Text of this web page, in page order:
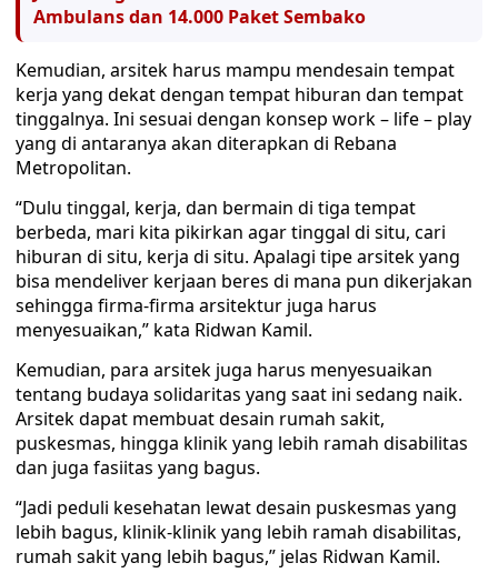
Ambulans dan 14.000 Paket Sembako
Kemudian, arsitek harus mampu mendesain tempat
kerja yang dekat dengan tempat hiburan dan tempat
tinggalnya. Ini sesuai dengan konsep work – life – play
yang di antaranya akan diterapkan di Rebana
Metropolitan.
“Dulu tinggal, kerja, dan bermain di tiga tempat
berbeda, mari kita pikirkan agar tinggal di situ, cari
hiburan di situ, kerja di situ. Apalagi tipe arsitek yang
bisa mendeliver kerjaan beres di mana pun dikerjakan
sehingga firma-firma arsitektur juga harus
menyesuaikan,” kata Ridwan Kamil.
Kemudian, para arsitek juga harus menyesuaikan
tentang budaya solidaritas yang saat ini sedang naik.
Arsitek dapat membuat desain rumah sakit,
puskesmas, hingga klinik yang lebih ramah disabilitas
dan juga fasiitas yang bagus.
“Jadi peduli kesehatan lewat desain puskesmas yang
lebih bagus, klinik-klinik yang lebih ramah disabilitas,
rumah sakit yang lebih bagus,” jelas Ridwan Kamil.